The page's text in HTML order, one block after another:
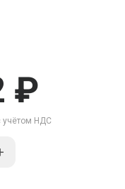
₽
учётом НДС